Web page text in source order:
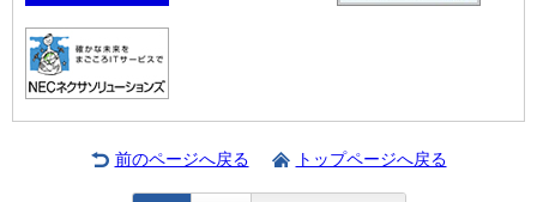
前のページへ戻る トップページへ戻る